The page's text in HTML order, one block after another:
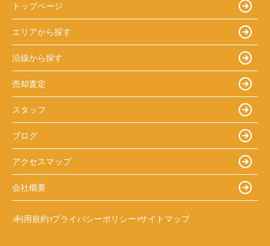
トップページ
エリアから探す
沿線から探す
売却査定
スタッフ
ブログ
アクセスマップ
会社概要
利用規約 プライバシーポリシー サイトマップ